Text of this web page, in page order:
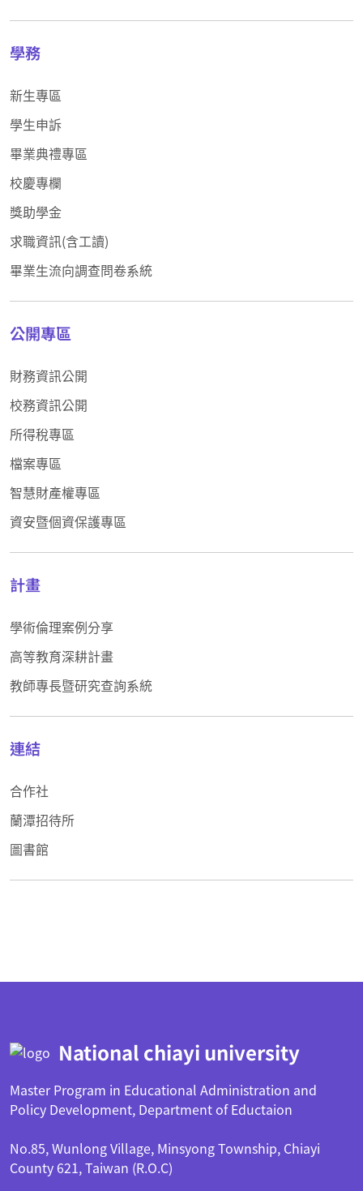
學務
新生專區
學生申訴
畢業典禮專區
校慶專欄
獎助學金
求職資訊(含工讀)
畢業生流向調查問卷系統
公開專區
財務資訊公開
校務資訊公開
所得稅專區
檔案專區
智慧財產權專區
資安暨個資保護專區
計畫
學術倫理案例分享
高等教育深耕計畫
教師專長暨研究查詢系統
連結
合作社
蘭潭招待所
圖書館
National chiayi university
Master Program in Educational Administration and
Policy Development, Department of Eductaion
No.85, Wunlong Village, Minsyong Township, Chiayi
County 621, Taiwan (R.O.C)